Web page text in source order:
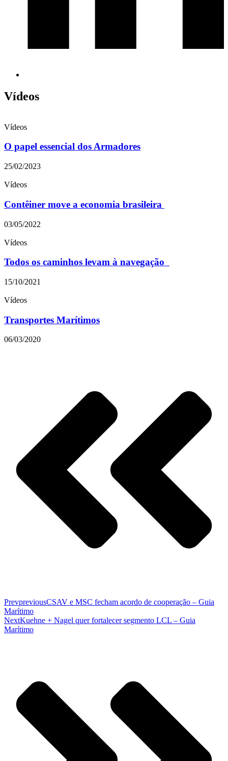
Vídeos
Vídeos
O papel essencial dos Armadores
25/02/2023
Vídeos
Contêiner move a economia brasileira
03/05/2022
Vídeos
Todos os caminhos levam à navegação
15/10/2021
Vídeos
Transportes Marítimos
06/03/2020
PrevpreviousCSAV e MSC fecham acordo de cooperação – Guia
Marítimo
NextKuehne + Nagel quer fortalecer segmento LCL – Guia
Marítimo